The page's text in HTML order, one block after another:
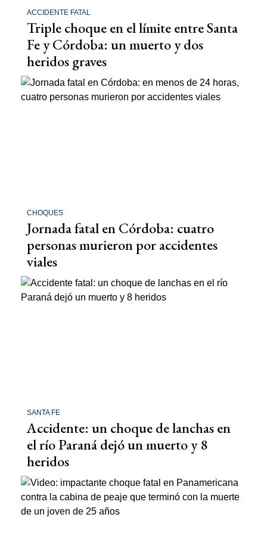
ACCIDENTE FATAL
Triple choque en el límite entre Santa
Fe y Córdoba: un muerto y dos
heridos graves
CHOQUES
Jornada fatal en Córdoba: cuatro
personas murieron por accidentes
viales
SANTA FE
Accidente: un choque de lanchas en
el río Paraná dejó un muerto y 8
heridos